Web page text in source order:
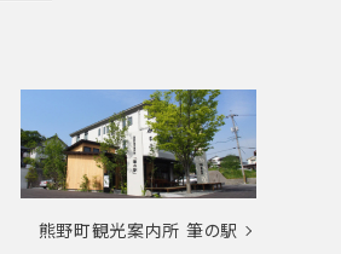
熊野町観光案内所 筆の駅